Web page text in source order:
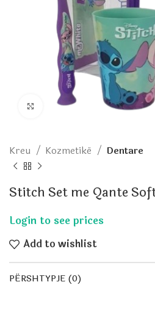
Click to enlarge
Kreu Kozmetikë Dentare
Stitch Set me Qante
Add to wishlist
PËRSHTYPJE (0)